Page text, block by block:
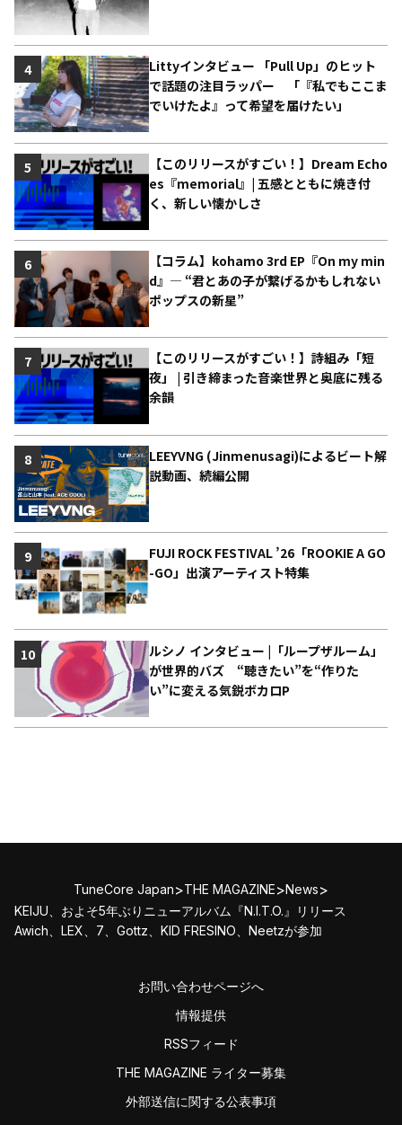
Littyインタビュー 「Pull Up」のヒット
で話題の注目ラッパー 「『私でもここま
でいけたよ』って希望を届けたい」
4
【このリリースがすごい！】Dream Echo
es『memorial』| 五感とともに焼き付
く、新しい懐かしさ
5
【コラム】kohamo 3rd EP『On my min
d』― “君とあの子が繋げるかもしれない
ポップスの新星”
6
【このリリースがすごい！】詩組み「短
夜」 | 引き締まった音楽世界と奥底に残る
余韻
7
LEEYVNG (Jinmenusagi)によるビート解
説動画、続編公開
8
FUJI ROCK FESTIVAL ’26「ROOKIE A GO
-GO」出演アーティスト特集
9
ルシノ インタビュー |「ループザルーム」
が世界的バズ “聴きたい”を“作りた
い”に変える気鋭ボカロP
10
TuneCore Japan>THE MAGAZINE>News>
KEIJU、およそ5年ぶりニューアルバム『N.I.T.O.』リリース
Awich、LEX、7、Gottz、KID FRESINO、Neetzが参加
お問い合わせページへ
情報提供
RSSフィード
THE MAGAZINE ライター募集
外部送信に関する公表事項